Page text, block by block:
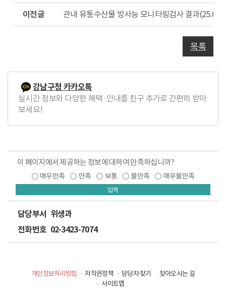
글
글
관내 유통수산물 방사능 모니터링검사 결과
목록
강남구청 카카오톡
실시간 정보와 다양한 혜택·안내를 친구 추가로 간편히 받아
보세요!
이 페이지에서 제공하는 정보에 대하여 만족하십니까?
매우만족 만족 보통 불만족 매우불만족
입력
담당부서 위생과
전화번호 02-3423-7074
개인정보처리방침 저작권정책 담당자 찾기
찾아오시는 길
사이트맵